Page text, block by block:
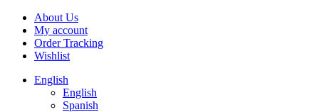
About Us
My account
Order Tracking
Wishlist
English
English
Spanish